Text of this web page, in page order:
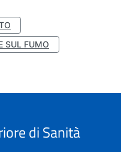
SUL FUMO
di Sanità